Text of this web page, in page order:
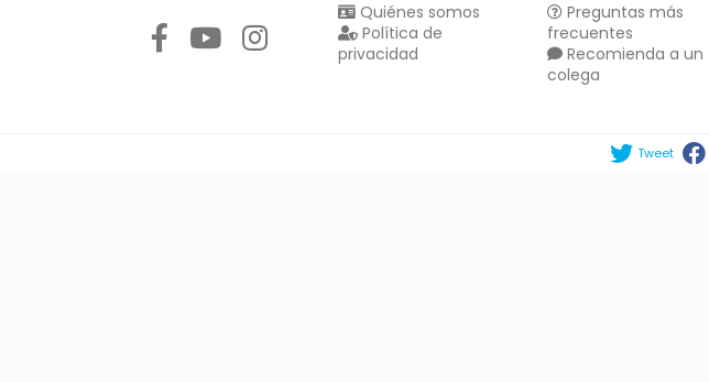
Quiénes somos
Política de
privacidad
Preguntas más
frecuentes
Recomienda a un
colega
Tweet